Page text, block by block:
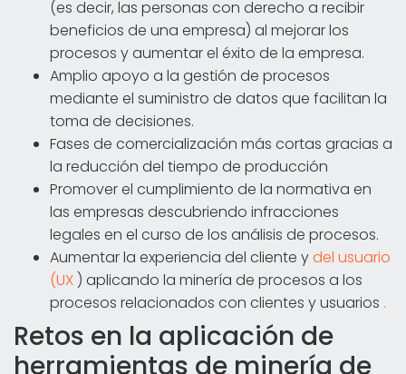
(es decir, las personas con derecho a recibir
beneficios de una empresa) al mejorar los
procesos y aumentar el éxito de la empresa.
Amplio apoyo a la gestión de procesos
mediante el suministro de datos que facilitan la
toma de decisiones.
Fases de comercialización más cortas gracias a
la reducción del tiempo de producción
Promover el cumplimiento de la normativa en
las empresas descubriendo infracciones
legales en el curso de los análisis de procesos.
Aumentar la experiencia del cliente ydel usuario
(UX ) aplicando la minería de procesos a los
procesos relacionados con clientes y usuarios .
Retos en la aplicación de
herramientas de minería de